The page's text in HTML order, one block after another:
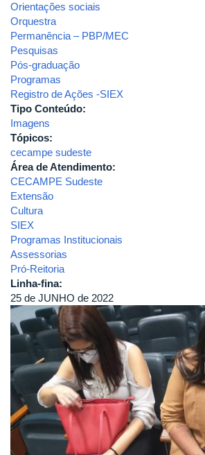
Orientações sociais
Orquestra
Permanência – PBP/MEC
Pesquisas
Pós-graduação
Programas
Registro de Ações -SIEX
Tipo Conteúdo:
Imagens
Tópicos:
cecampe sudeste
Área de Atendimento:
CECAMPE Sudeste
Extensão
Cultura
SIEX
Programas Institucionais
Assessorias
Pró-Reitoria
Linha-fina:
25 de JUNHO de 2022